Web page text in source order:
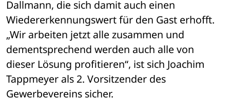
Dallmann, die sich damit auch einen
Wiedererkennungswert für den Gast erhofft.
„Wir arbeiten jetzt alle zusammen und
dementsprechend werden auch alle von
dieser Lösung profitieren“, ist sich Joachim
Tappmeyer als 2. Vorsitzender des
Gewerbevereins sicher.